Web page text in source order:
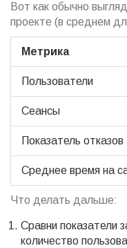
Вот как обычно
проекте (в среднем
Метрика
Пользователи
Сеансы
Показатель отказов
Среднее время на
Что делать дальше:
Сравни показатели
количество